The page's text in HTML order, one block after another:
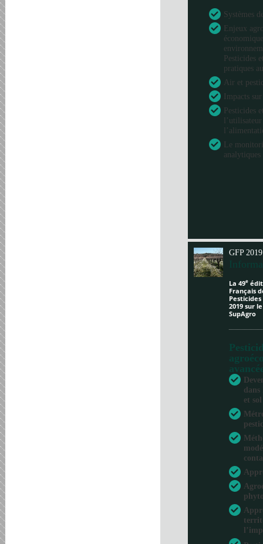
Systèmes
Enjeux
Pesticides
pratiques
Air et
Impacts
Pesticides
Le
GFP 2019
La 49e
Français
2019 sur
SupAgro
dans
et sol